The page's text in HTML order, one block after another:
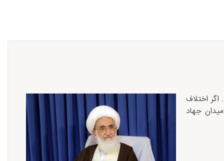
اختلاف
جهاد